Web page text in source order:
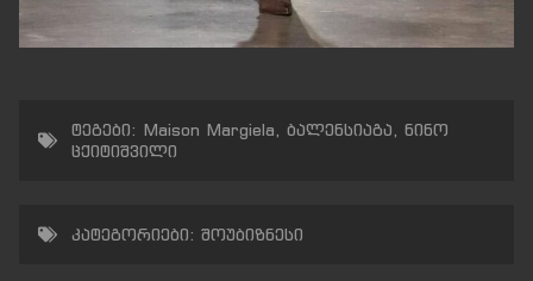
ტეგები: Maison Margiela, ბალენსიაგა, ნინო
ცქიტიშვილი
კატეგორიები: შოუბიზნესი